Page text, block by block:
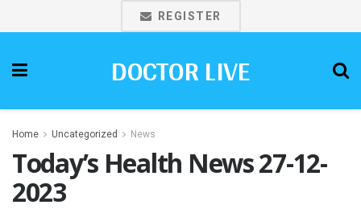
REGISTER
DOCTOR LIVE
Home Uncategorized News
Today’s Health News 27-12-
2023